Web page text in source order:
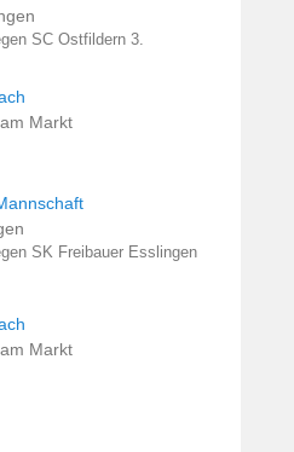
SC Ostfildern 3.
Markt
SK Freibauer Esslingen
Markt